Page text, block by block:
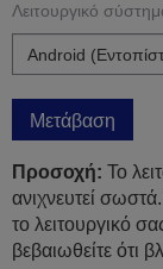
Λειτουργικό
Μετάβαση
Προσοχή: Το
ανιχνευτεί
το λειτουργικό
βεβαιωθείτε ότι